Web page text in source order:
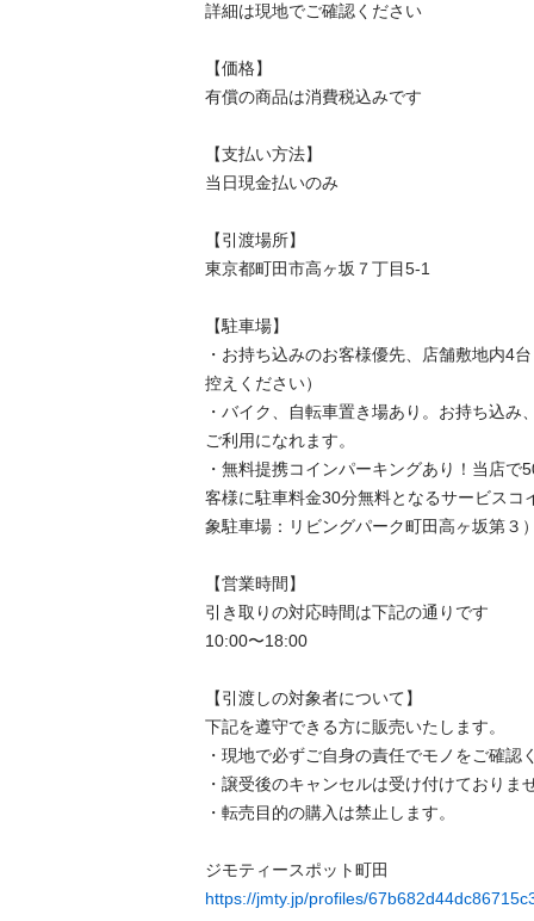
詳細は現地でご確認ください
【価格】
有償の商品は消費税込みです
【⽀払い⽅法】
当⽇現⾦払いのみ
【引渡場所】
東京都町田市高ヶ坂７丁目5-1
【駐⾞場】
・お持ち込みのお客様優先、店舗敷地内4
控えください）
・バイク、自転車置き場あり。お持ち込み
ご利用になれます。
・無料提携コインパーキングあり！当店で
客様に駐車料金30分無料となるサービスコ
象駐車場：リビングパーク町田高ヶ坂第３
【営業時間】
引き取りの対応時間は下記の通りです
10:00〜18:00
【引渡しの対象者について】
下記を遵守できる⽅に販売いたします。
・現地で必ずご⾃⾝の責任でモノをご確認
・譲受後のキャンセルは受け付けておりま
・転売⽬的の購⼊は禁⽌します。
https://jmty.jp/profiles/